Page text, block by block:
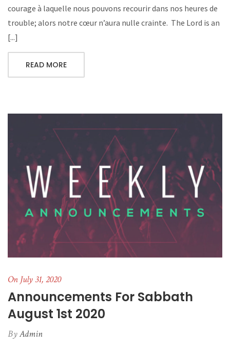
courage à laquelle nous pouvons recourir dans nos heures de
trouble; alors notre cœur n’aura nulle crainte. The Lord is an
[...]
READ MORE
On July 31, 2020
Announcements For Sabbath
August 1st 2020
ByAdmin